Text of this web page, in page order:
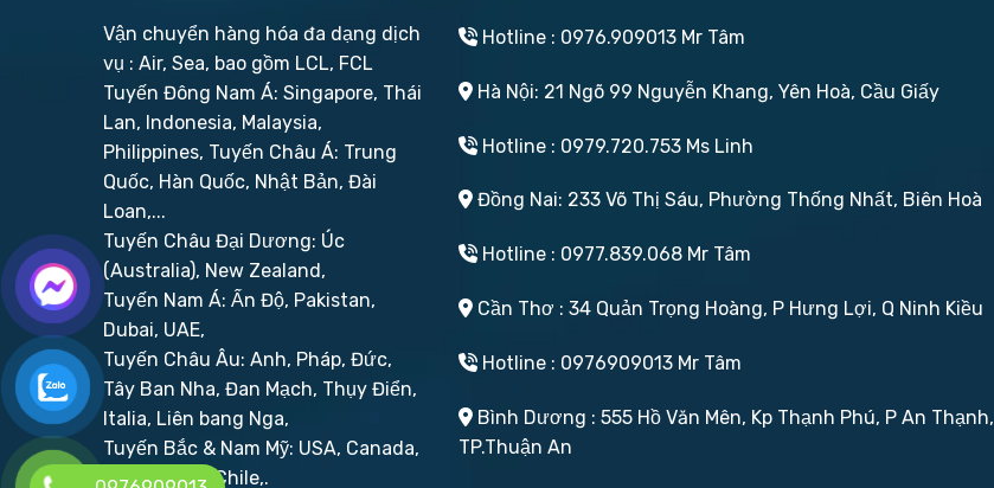
Vận chuyển hàng hóa đa dạng dịch
vụ : Air, Sea, bao gồm LCL, FCL
Tuyến Đông Nam Á: Singapore, Thái
Lan, Indonesia, Malaysia,
Philippines, Tuyến Châu Á: Trung
Quốc, Hàn Quốc, Nhật Bản, Đài
Loan,...
Tuyến Châu Đại Dương: Úc
(Australia), New Zealand,
Tuyến Nam Á: Ấn Độ, Pakistan,
Dubai, UAE,
Tuyến Châu Âu: Anh, Pháp, Đức,
Tây Ban Nha, Đan Mạch, Thụy Điển,
Italia, Liên bang Nga,
Tuyến Bắc & Nam Mỹ: USA, Canada,
Brazil, Peru, Chile,.
Hotline : 0976.909013 Mr Tâm
Hà Nội: 21 Ngõ 99 Nguyễn Khang, Yên Hoà, Cầu Giấy
Hotline : 0979.720.753 Ms Linh
Đồng Nai: 233 Võ Thị Sáu, Phường Thống Nhất, Biên Hoà
Hotline : 0977.839.068 Mr Tâm
Cần Thơ : 34 Quản Trọng Hoàng, P Hưng Lợi, Q Ninh Kiều
Hotline : 0976909013 Mr Tâm
Bình Dương : 555 Hồ Văn Mên, Kp Thạnh Phú, P An Thạnh,
TP.Thuận An